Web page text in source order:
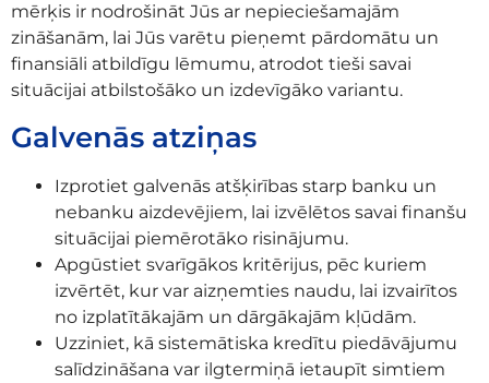
mērķis ir nodrošināt Jūs ar nepieciešamajām
zināšanām, lai Jūs varētu pieņemt pārdomātu un
finansiāli atbildīgu lēmumu, atrodot tieši savai
situācijai atbilstošāko un izdevīgāko variantu.
Galvenās atziņas
Izprotiet galvenās atšķirības starp banku un
nebanku aizdevējiem, lai izvēlētos savai finanšu
situācijai piemērotāko risinājumu.
Apgūstiet svarīgākos kritērijus, pēc kuriem
izvērtēt, kur var aizņemties naudu, lai izvairītos
no izplatītākajām un dārgākajām kļūdām.
Uzziniet, kā sistemātiska kredītu piedāvājumu
salīdzināšana var ilgtermiņā ietaupīt simtiem